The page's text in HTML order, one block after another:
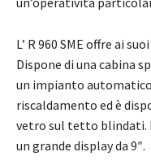
L’ R 960 SME offre ai
Dispone di una cabina
un impianto
riscaldamento ed è
vetro sul tetto blindati.
un grande display da 9″.